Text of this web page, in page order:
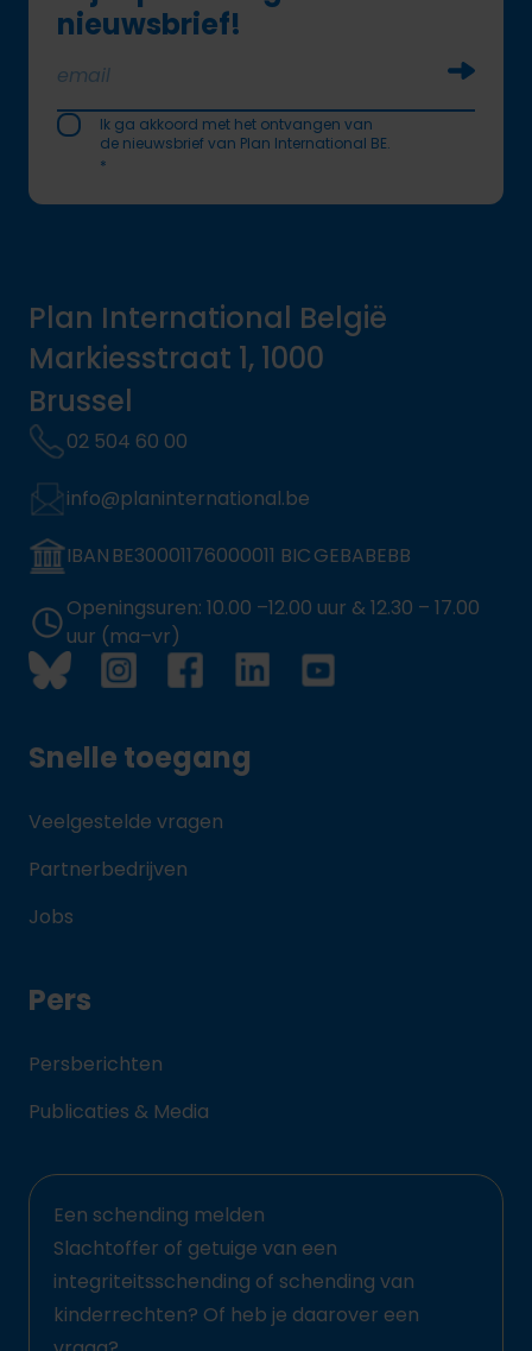
nieuwsbrief!
Ik ga akkoord met het ontvangen van
de nieuwsbrief van Plan International BE.
*
Plan International België
Markiesstraat 1, 1000
Brussel
02 504 60 00
info@planinternational.be
IBAN BE30001176000011 BIC GEBABEBB
Openingsuren: 10.00 –12.00 uur & 12.30 – 17.00
uur (ma–vr)
Snelle toegang
Veelgestelde vragen
Partnerbedrijven
Jobs
Pers
Persberichten
Publicaties & Media
Een schending melden
Slachtoffer of getuige van een
integriteitsschending of schending van
kinderrechten? Of heb je daarover een